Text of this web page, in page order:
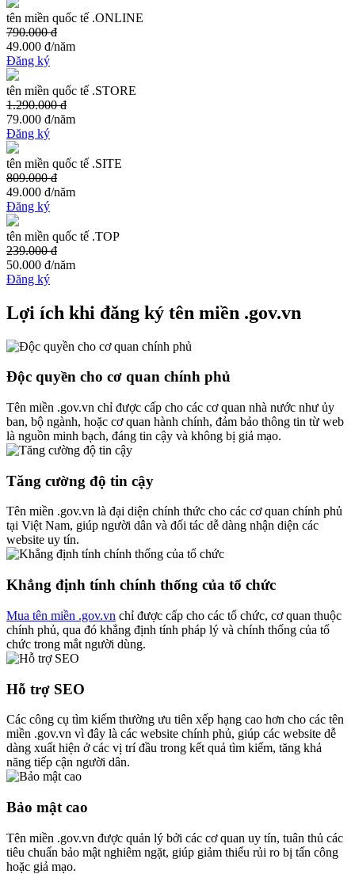
tên miền quốc tế .ONLINE
790.000 đ
49.000 đ/năm
Đăng ký
tên miền quốc tế .STORE
1.290.000 đ
79.000 đ/năm
Đăng ký
tên miền quốc tế .SITE
809.000 đ
49.000 đ/năm
Đăng ký
tên miền quốc tế .TOP
239.000 đ
50.000 đ/năm
Đăng ký
Lợi ích khi đăng ký tên miền .gov.vn
Độc quyền cho cơ quan chính phủ
Tên miền .gov.vn chỉ được cấp cho các cơ quan nhà nước như ủy
ban, bộ ngành, hoặc cơ quan hành chính, đảm bảo thông tin từ web
là nguồn minh bạch, đáng tin cậy và không bị giả mạo.
Tăng cường độ tin cậy
Tên miền .gov.vn là đại diện chính thức cho các cơ quan chính phủ
tại Việt Nam, giúp người dân và đối tác dễ dàng nhận diện các
website uy tín.
Khẳng định tính chính thống của tổ chức
Mua tên miền .gov.vn chỉ được cấp cho các tổ chức, cơ quan thuộc
chính phủ, qua đó khẳng định tính pháp lý và chính thống của tổ
chức trong mắt người dùng.
Hỗ trợ SEO
Các công cụ tìm kiếm thường ưu tiên xếp hạng cao hơn cho các tên
miền .gov.vn vì đây là các website chính phủ, giúp các website dễ
dàng xuất hiện ở các vị trí đầu trong kết quả tìm kiếm, tăng khả
năng tiếp cận người dân.
Bảo mật cao
Tên miền .gov.vn được quản lý bởi các cơ quan uy tín, tuân thủ các
tiêu chuẩn bảo mật nghiêm ngặt, giúp giảm thiểu rủi ro bị tấn công
hoặc giả mạo.